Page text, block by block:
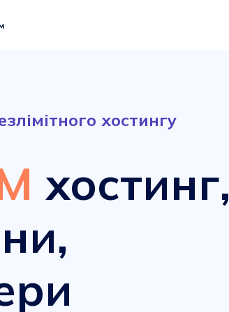
хостингу
хостинг,
Безлімітний хостинг
52.90 грн.